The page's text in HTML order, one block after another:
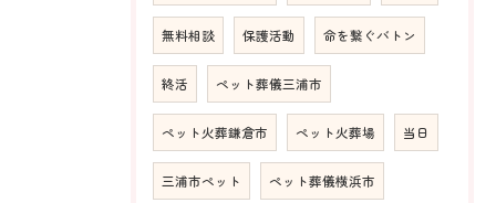
無料相談 保護活動 命を繋ぐバトン
終活 ペット葬儀三浦市
ペット火葬鎌倉市 ペット火葬場 当日
三浦市ペット ペット葬儀横浜市